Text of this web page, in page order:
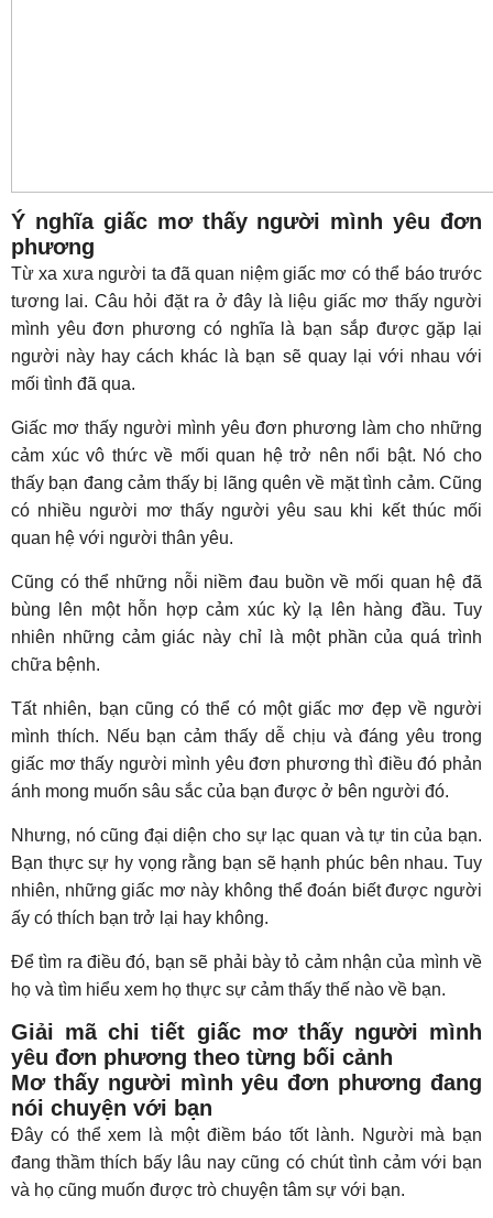
Ý nghĩa giấc mơ thấy người mình yêu đơn
phương
Từ xa xưa người ta đã quan niệm giấc mơ có thể báo trước
tương lai. Câu hỏi đặt ra ở đây là liệu giấc mơ thấy người
mình yêu đơn phương có nghĩa là bạn sắp được gặp lại
người này hay cách khác là bạn sẽ quay lại với nhau với
mối tình đã qua.
Giấc mơ thấy người mình yêu đơn phương làm cho những
cảm xúc vô thức về mối quan hệ trở nên nổi bật. Nó cho
thấy bạn đang cảm thấy bị lãng quên về mặt tình cảm. Cũng
có nhiều người mơ thấy người yêu sau khi kết thúc mối
quan hệ với người thân yêu.
Cũng có thể những nỗi niềm đau buồn về mối quan hệ đã
bùng lên một hỗn hợp cảm xúc kỳ lạ lên hàng đầu. Tuy
nhiên những cảm giác này chỉ là một phần của quá trình
chữa bệnh.
Tất nhiên, bạn cũng có thể có một giấc mơ đẹp về người
mình thích. Nếu bạn cảm thấy dễ chịu và đáng yêu trong
giấc mơ thấy người mình yêu đơn phương thì điều đó phản
ánh mong muốn sâu sắc của bạn được ở bên người đó.
Nhưng, nó cũng đại diện cho sự lạc quan và tự tin của bạn.
Bạn thực sự hy vọng rằng bạn sẽ hạnh phúc bên nhau. Tuy
nhiên, những giấc mơ này không thể đoán biết được người
ấy có thích bạn trở lại hay không.
Để tìm ra điều đó, bạn sẽ phải bày tỏ cảm nhận của mình về
họ và tìm hiểu xem họ thực sự cảm thấy thế nào về bạn.
Giải mã chi tiết giấc mơ thấy người mình
yêu đơn phương theo từng bối cảnh
Mơ thấy người mình yêu đơn phương đang
nói chuyện với bạn
Đây có thể xem là một điềm báo tốt lành. Người mà bạn
đang thầm thích bấy lâu nay cũng có chút tình cảm với bạn
và họ cũng muốn được trò chuyện tâm sự với bạn.